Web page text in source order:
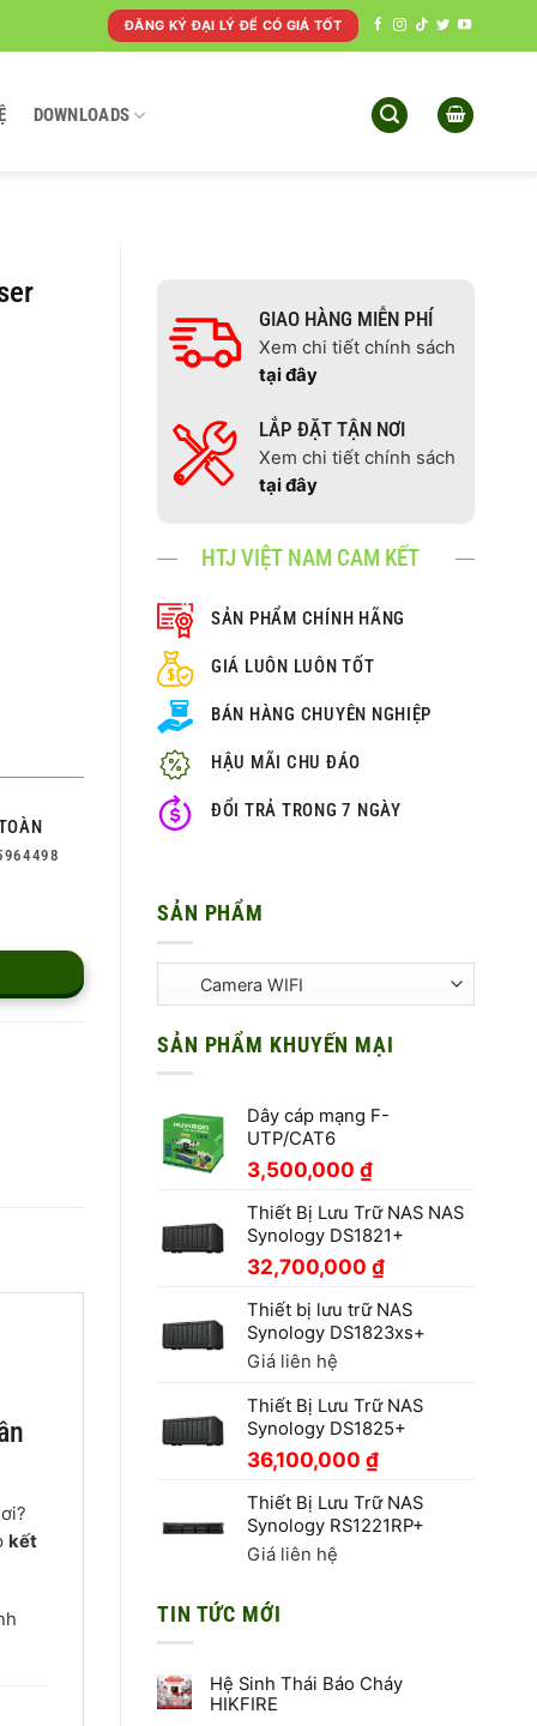
ĐĂNG KÝ ĐẠI LÝ ĐỂ CÓ GIÁ TỐT
DOWNLOADS
GIAO HÀNG MIỄN PHÍ
Xem chi tiết chính sách
tại đây
LẮP ĐẶT TẬN NƠI
Xem chi tiết chính sách
tại đây
HTJ VIỆT NAM CAM KẾT
SẢN PHẨM CHÍNH HÃNG
GIÁ LUÔN LUÔN TỐT
BÁN HÀNG CHUYÊN NGHIỆP
HẬU MÃI CHU ĐÁO
ĐỔI TRẢ TRONG 7 NGÀY
SẢN PHẨM
SẢN PHẨM KHUYẾN MẠI
Dây cáp mạng F-
UTP/CAT6
3,500,000 ₫
Thiết Bị Lưu Trữ NAS NAS
Synology DS1821+
32,700,000 ₫
Thiết bị lưu trữ NAS
Synology DS1823xs+
Giá liên hệ
Thiết Bị Lưu Trữ NAS
Synology DS1825+
36,100,000 ₫
Thiết Bị Lưu Trữ NAS
Synology RS1221RP+
Giá liên hệ
TIN TỨC MỚI
Hệ Sinh Thái Báo Cháy
HIKFIRE
kết